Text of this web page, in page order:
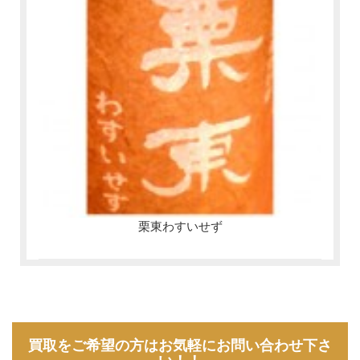
栗東わすいせず
買取をご希望の方はお気軽にお問い合わせ下さ